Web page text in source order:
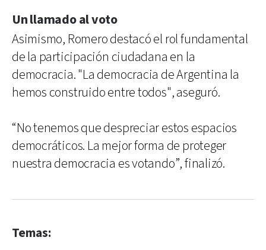
Un llamado al voto
Asimismo, Romero destacó el rol fundamental
de la participación ciudadana en la
democracia. "La democracia de Argentina la
hemos construido entre todos", aseguró.
“No tenemos que despreciar estos espacios
democráticos. La mejor forma de proteger
nuestra democracia es votando”, finalizó.
Temas: